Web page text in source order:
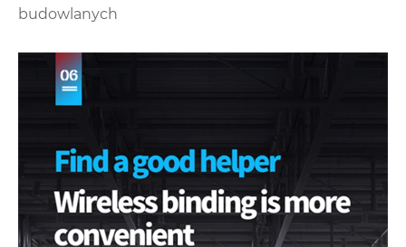
budowlanych